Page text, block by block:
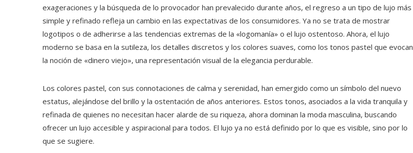
exageraciones y la búsqueda de lo provocador han prevalecido durante años, el regreso a un tipo de lujo más
simple y refinado refleja un cambio en las expectativas de los consumidores. Ya no se trata de mostrar
logotipos o de adherirse a las tendencias extremas de la «logomanía» o el lujo ostentoso. Ahora, el lujo
moderno se basa en la sutileza, los detalles discretos y los colores suaves, como los tonos pastel que evocan
la noción de «dinero viejo», una representación visual de la elegancia perdurable.
Los colores pastel, con sus connotaciones de calma y serenidad, han emergido como un símbolo del nuevo
estatus, alejándose del brillo y la ostentación de años anteriores. Estos tonos, asociados a la vida tranquila y
refinada de quienes no necesitan hacer alarde de su riqueza, ahora dominan la moda masculina, buscando
ofrecer un lujo accesible y aspiracional para todos. El lujo ya no está definido por lo que es visible, sino por lo
que se sugiere.